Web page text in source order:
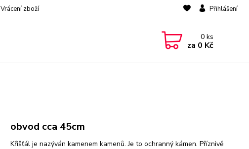
Vrácení zboží Přihlášení
0 ks
za 0 Kč
obvod cca 45cm
Křišťál je nazýván kamenem kamenů. Je to ochranný kámen. Příznivě